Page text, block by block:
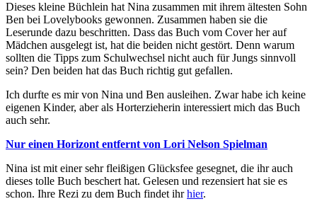
Dieses kleine Büchlein hat Nina zusammen mit ihrem ältesten Sohn
Ben bei Lovelybooks gewonnen. Zusammen haben sie die
Leserunde dazu beschritten. Dass das Buch vom Cover her auf
Mädchen ausgelegt ist, hat die beiden nicht gestört. Denn warum
sollten die Tipps zum Schulwechsel nicht auch für Jungs sinnvoll
sein? Den beiden hat das Buch richtig gut gefallen.
Ich durfte es mir von Nina und Ben ausleihen. Zwar habe ich keine
eigenen Kinder, aber als Horterzieherin interessiert mich das Buch
auch sehr.
Nur einen Horizont entfernt von Lori Nelson Spielman
Nina ist mit einer sehr fleißigen Glücksfee gesegnet, die ihr auch
dieses tolle Buch beschert hat. Gelesen und rezensiert hat sie es
schon. Ihre Rezi zu dem Buch findet ihrhier.